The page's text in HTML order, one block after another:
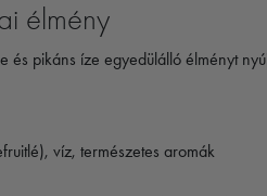
élmény
és pikáns íze egyedülálló élményt
víz, természetes aromák